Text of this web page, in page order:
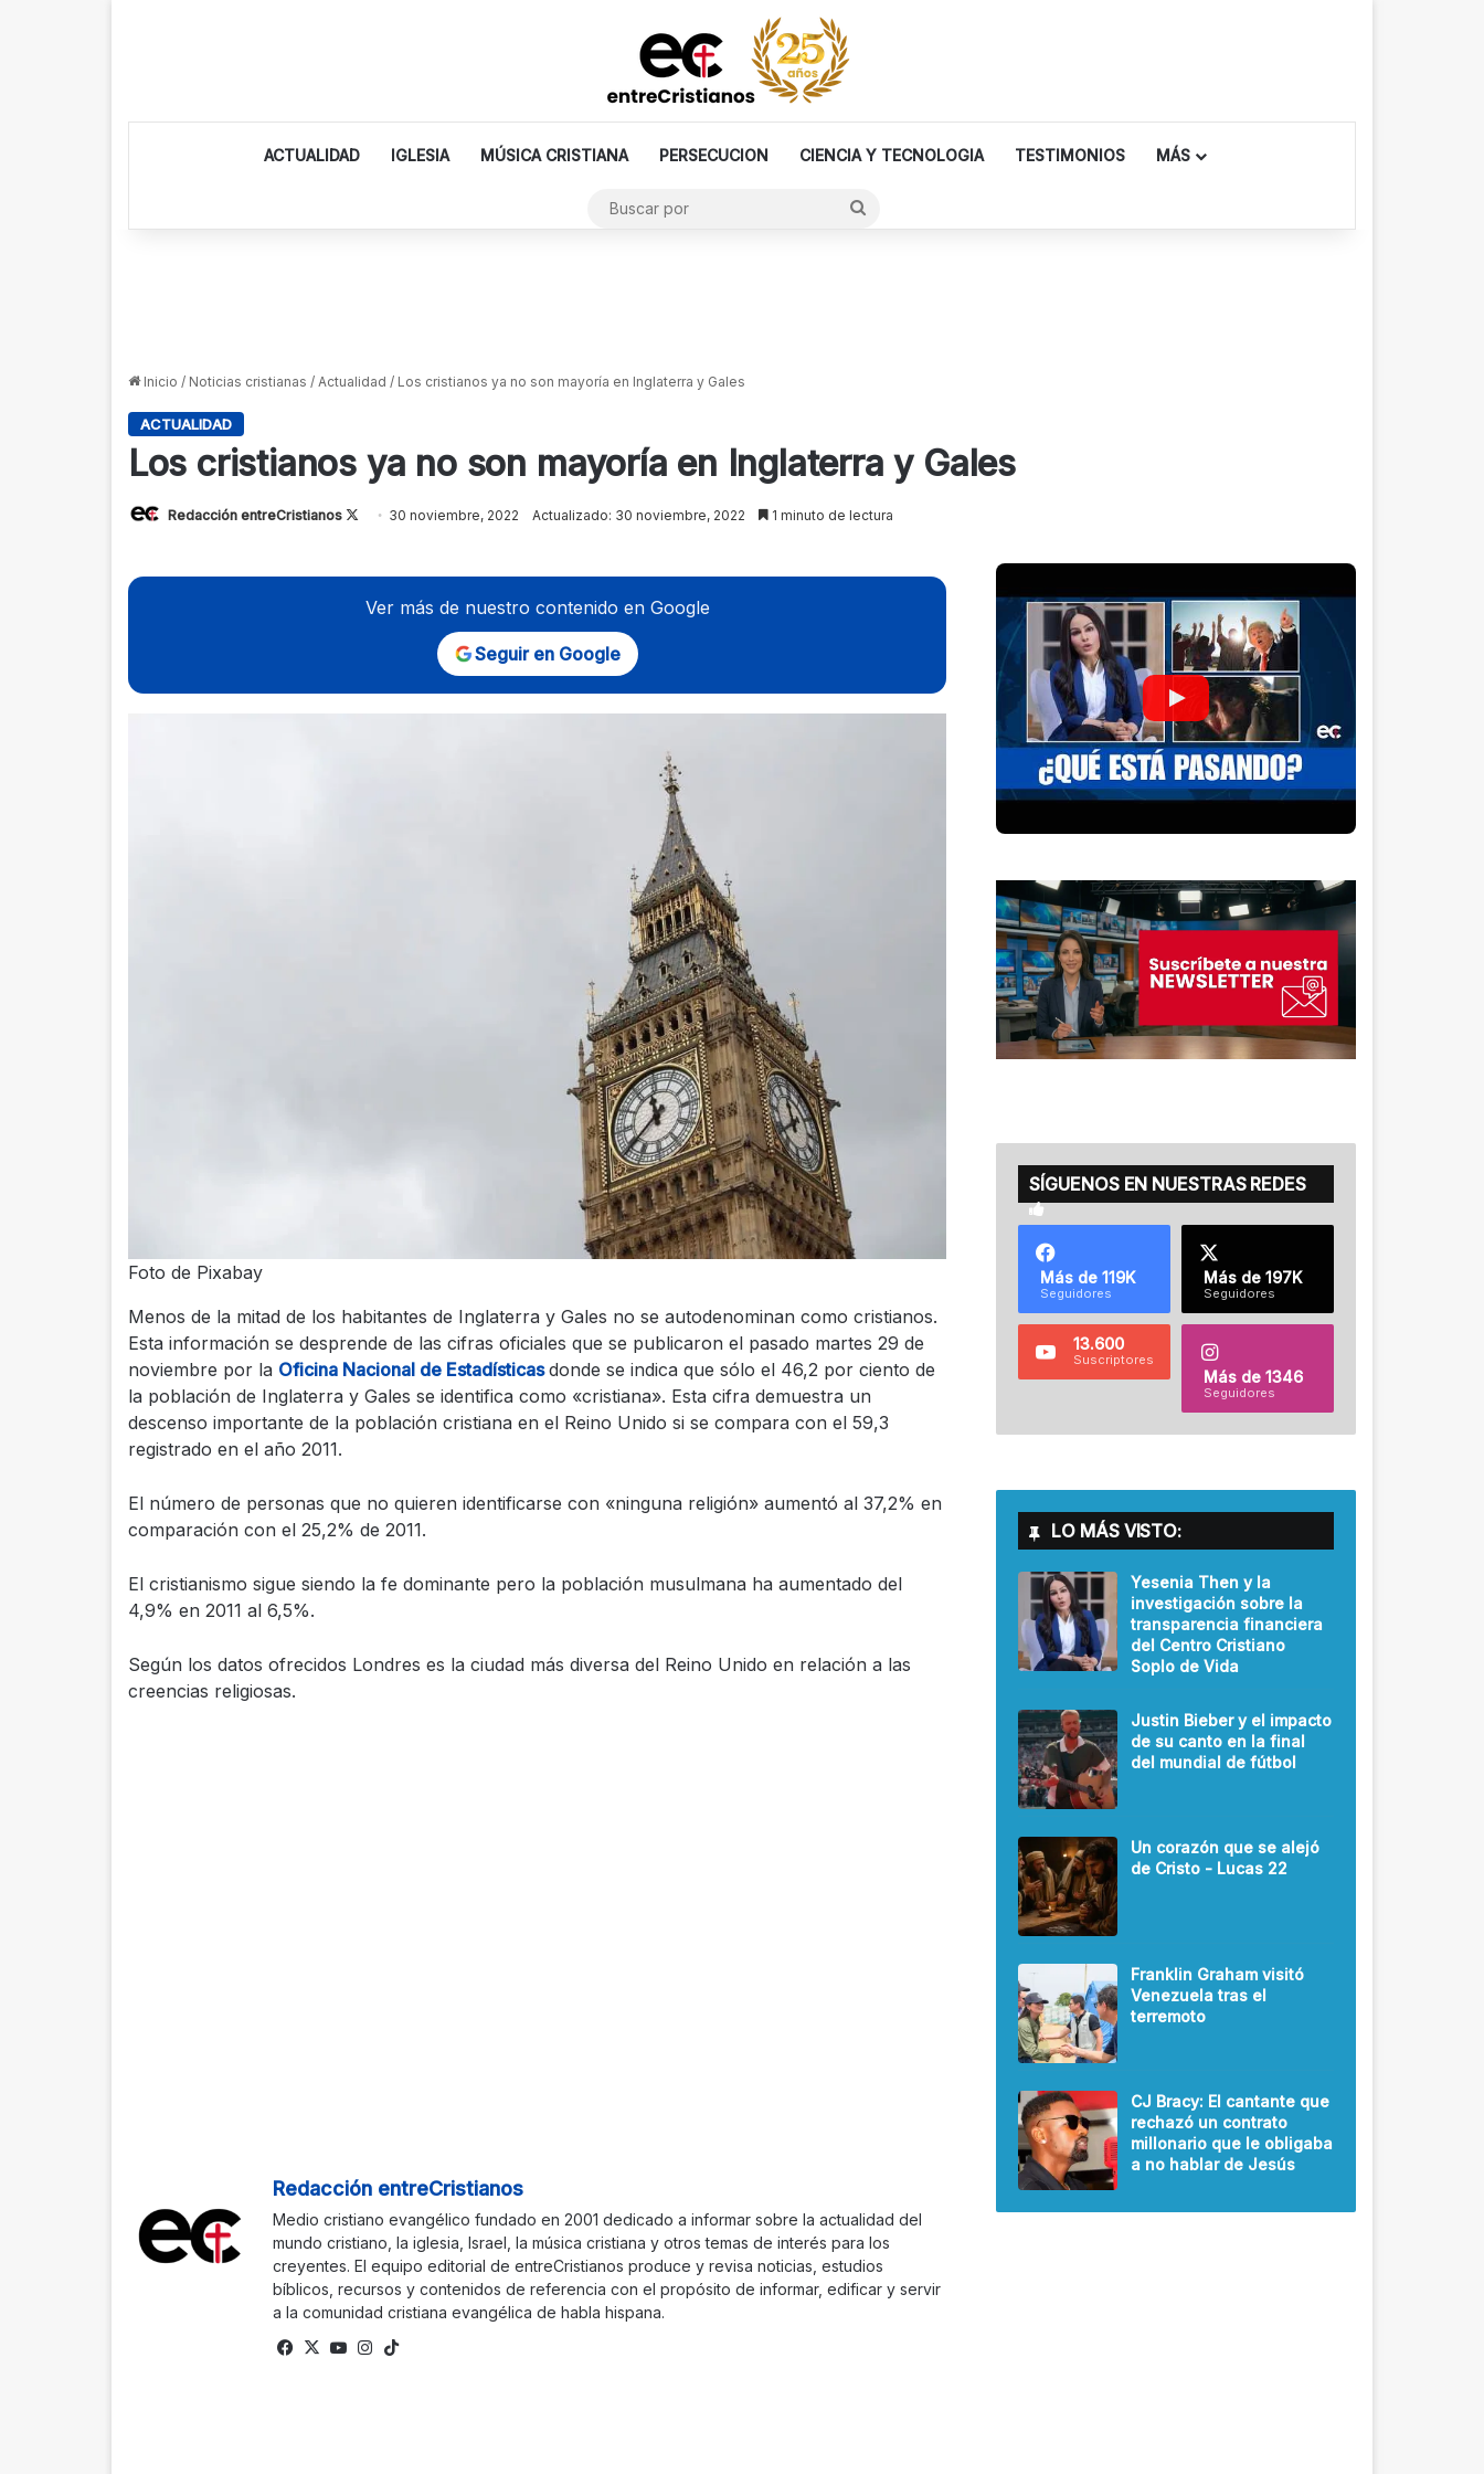
ACTUALIDAD IGLESIA MÚSICA CRISTIANA PERSECUCION CIENCIA Y TECNOLOGIA TESTIMONIOS MÁS
Inicio / Noticias cristianas / Actualidad / Los cristianos ya no son mayoría en Inglaterra y Gales
ACTUALIDAD
Los cristianos ya no son mayoría en Inglaterra y Gales
Redacción entreCristianos
Follow30 noviembre, 2022 Actualizado: 30 noviembre, 2022 1 minuto de lectura
Ver más de nuestro contenido en Google
Seguir en Google
Foto de Pixabay
Menos de la mitad de los habitantes de Inglaterra y Gales no se autodenominan como cristianos.
Esta información se desprende de las cifras oficiales que se publicaron el pasado martes 29 de
noviembre por la Oficina Nacional de Estadísticasdonde se indica que sólo el 46,2 por ciento de
la población de Inglaterra y Gales se identifica como «cristiana». Esta cifra demuestra un
descenso importante de la población cristiana en el Reino Unido si se compara con el 59,3
registrado en el año 2011.
El número de personas que no quieren identificarse con «ninguna religión» aumentó al 37,2% en
comparación con el 25,2% de 2011.
El cristianismo sigue siendo la fe dominante pero la población musulmana ha aumentado del
4,9% en 2011 al 6,5%.
Según los datos ofrecidos Londres es la ciudad más diversa del Reino Unido en relación a las
creencias religiosas.
Redacción entreCristianos
Medio cristiano evangélico fundado en 2001 dedicado a informar sobre la actualidad del
mundo cristiano, la iglesia, Israel, la música cristiana y otros temas de interés para los
creyentes. El equipo editorial de entreCristianos produce y revisa noticias, estudios
bíblicos, recursos y contenidos de referencia con el propósito de informar, edificar y servir
a la comunidad cristiana evangélica de habla hispana.
Facebook
X YouTubeInstagram
SÍGUENOS EN NUESTRAS REDES
Más de 119K
Seguidores
Más de 197K
Seguidores
13.600
Suscriptores
Más de 1346
Seguidores
LO MÁS VISTO:
Yesenia Then y la
investigación sobre la
transparencia financiera
del Centro Cristiano
Soplo de Vida
Justin Bieber y el impacto
de su canto en la final
del mundial de fútbol
Un corazón que se alejó
de Cristo - Lucas 22
Franklin Graham visitó
Venezuela tras el
terremoto
CJ Bracy: El cantante que
rechazó un contrato
millonario que le obligaba
a no hablar de Jesús